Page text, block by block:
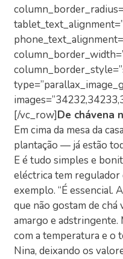
[/vc_row]De chávena
Em cima da mesa da
plantação — já estão
E é tudo simples e
eléctrica tem
exemplo. “É essencial.
que não gostam de
amargo e adstringente.
com a temperatura e o
Nina, deixando os